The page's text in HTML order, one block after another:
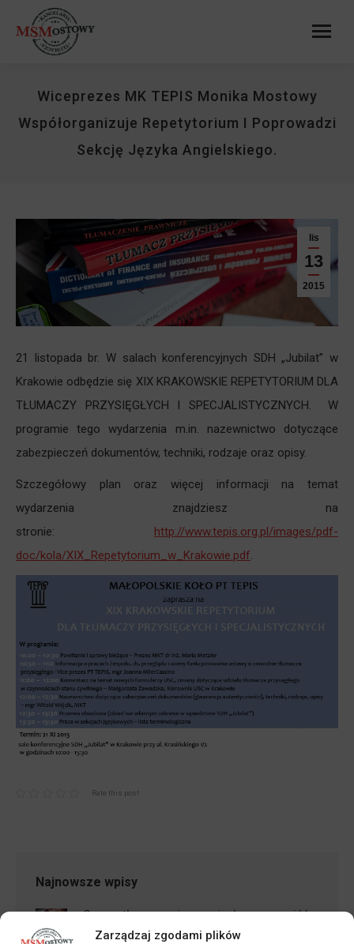
Zarządzaj zgodami plików
Wiceprezes MK TEPIS Monika Mostowy
Współorganizuje Repetytorium I Poprowadzi
Sekcję Języka Angielskiego.
lis
13
2015
21 listopada br. W salach konferencyjnych SDH „Jubilat” w
Krakowie odbędzie się XIX KRAKOWSKIE REPETYTORIUM DLA
TŁUMACZY PRZYSIĘGŁYCH I SPECJALISTYCZNYCH. W
programie tego wydarzenia m.in. nazewnictwo dotyczące
zabezpieczeń dokumentów, techniki, rodzaje oraz opisy.
Szczegółowy plan oraz więcej informacji na temat
wydarzenia znajdziesz na
stronie: http://www.tepis.org.pl/images/pdf-
doc/kola/XIX_Repetytorium_w_Krakowie.pdf.
Rate this post
Najnowsze wpisy
Czy po tłumaczeniu przysięgłym muszę iść
jeszcze do notariusza?